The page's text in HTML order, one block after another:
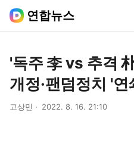
연합뉴스
'독주 李 vs 추격
개정·팬덤정치 '연
고상민 2022. 8. 16. 21:10